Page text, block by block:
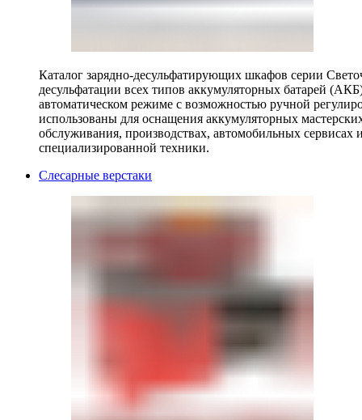
Каталог зарядно-десульфатирующих шкафов серии
десульфатации всех типов аккумуляторных батарей
автоматическом режиме с возможностью ручной
использованы для оснащения аккумуляторных
обслуживания, производствах, автомобильных
специализированной техники.
Слесарные верстаки